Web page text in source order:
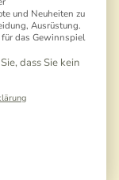
und Neuheiten zu
Ausrüstung.
für das Gewinnspiel
dass Sie kein